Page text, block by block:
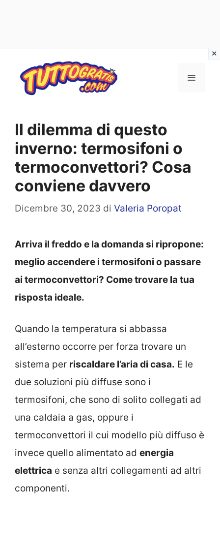
contenuto
Menu
Il dilemma di questo
inverno: termosifoni o
termoconvettori? Cosa
conviene davvero
Dicembre 30, 2023 di Valeria Poropat
Arriva il freddo e la domanda si ripropone:
meglio accendere i termosifoni o passare
ai termoconvettori? Come trovare la tua
risposta ideale.
Quando la temperatura si abbassa
all’esterno occorre per forza trovare un
sistema per riscaldare l’aria di casa. E le
due soluzioni più diffuse sono i
termosifoni, che sono di solito collegati ad
una caldaia a gas, oppure i
termoconvettori il cui modello più diffuso è
invece quello alimentato ad energia
elettrica e senza altri collegamenti ad altri
componenti.